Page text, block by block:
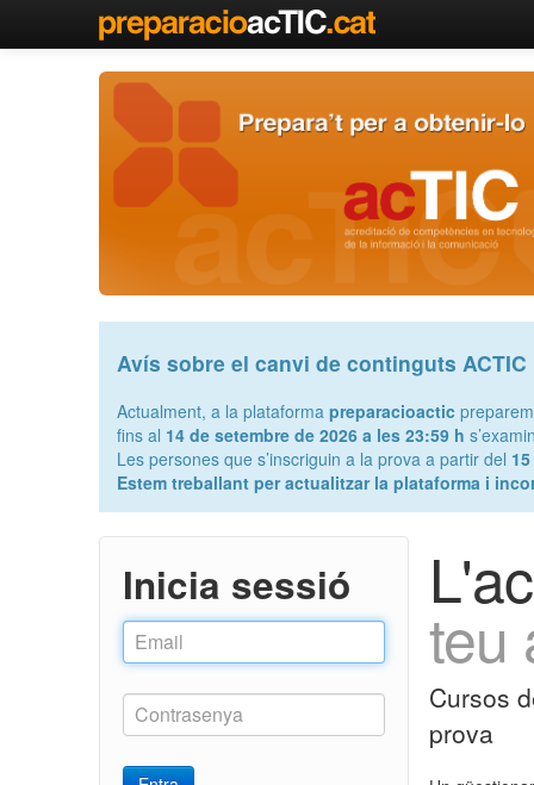
Avís sobre el canvi de continguts ACTIC
Actualment, a la plataformapreparacioactic
fins al 14 de setembre de 2026 a les 23:59 h
Les persones que s’inscriguin a la prova a partir del
Estem treballant per actualitzar la plataforma i
Inicia sessió
teu
Cursos
prova